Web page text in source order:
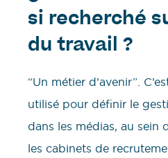
si recherché
du travail ?
“Un métier d’avenir”.
utilisé pour définir le
dans les médias, au sein
les cabinets de